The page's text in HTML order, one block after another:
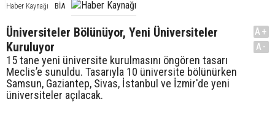
Haber Kaynağı BİA
Üniversiteler Bölünüyor, Yeni Üniversiteler
Kuruluyor
15 tane yeni üniversite kurulmasını öngören tasarı
Meclis’e sunuldu. Tasarıyla 10 üniversite bölünürken
Samsun, Gaziantep, Sivas, İstanbul ve İzmir'de yeni
üniversiteler açılacak.
A+
A-